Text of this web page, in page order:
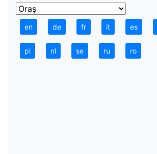
en de fr it es
pl nl se ru ro